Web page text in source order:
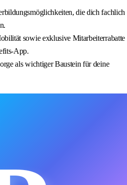
die dich fachlich
sowie exklusive Mitarbeiterrabatte
App.
als wichtiger Baustein für deine